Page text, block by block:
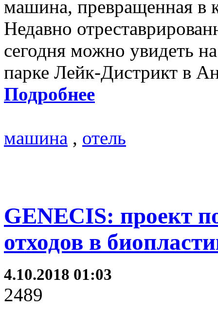
машина, превращенная в
Недавно
сегодня можно увидеть
парке Лейк-Дистрикт в
Подробнее
машина , отель
GENECIS: проект
отходов в
4.10.2018 01:03
2489